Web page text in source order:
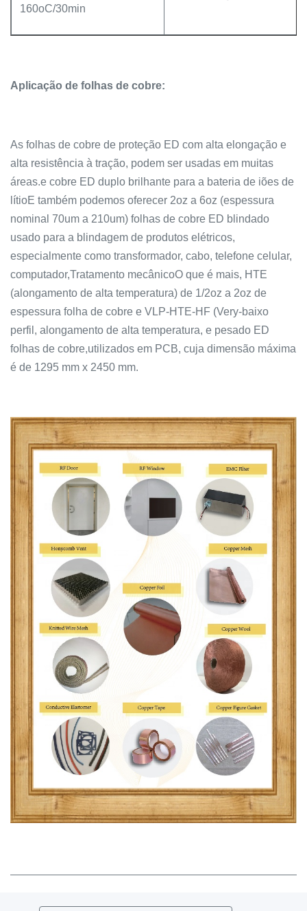
160oC/30min
Aplicação de folhas de cobre:
As folhas de cobre de proteção ED com alta elongação e
alta resistência à tração, podem ser usadas em muitas
áreas.e cobre ED duplo brilhante para a bateria de iões de
lítioE também podemos oferecer 2oz a 6oz (espessura
nominal 70um a 210um) folhas de cobre ED blindado
usado para a blindagem de produtos elétricos,
especialmente como transformador, cabo, telefone celular,
computador,Tratamento mecânicoO que é mais, HTE
(alongamento de alta temperatura) de 1/2oz a 2oz de
espessura folha de cobre e VLP-HTE-HF (Very-baixo
perfil, alongamento de alta temperatura, e pesado ED
folhas de cobre,utilizados em PCB, cuja dimensão máxima
é de 1295 mm x 2450 mm.